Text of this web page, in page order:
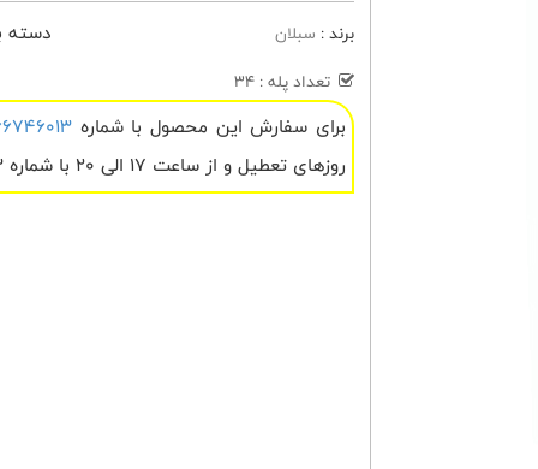
برند : سبلان دسته
تعداد پله : 34
برای سفارش این محصول با شماره
روزهای تعطیل و از ساعت 17 الی 20 با شماره 09122251023 تماس بگیرید .